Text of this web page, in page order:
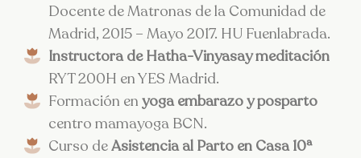
Docente de Matronas de la Comunidad de
Madrid, 2015 – Mayo 2017. HU Fuenlabrada.
Instructora de Hatha-Vinyasay meditación
RYT 200H en YES Madrid.
Formación en yoga embarazo y posparto
centro mamayoga BCN.
Curso deAsistencia al Parto en Casa 10ª